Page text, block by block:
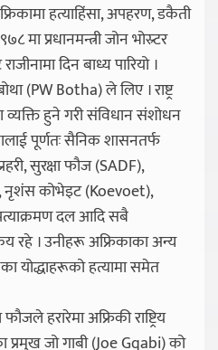
हत्याहिंसा, अपहरण, डकैती
प्रधानमन्त्री जोन भोस्र्टर
दिन बाध्य पारियो ।
(PW Botha) ले लिए । राष्ट्र
हुने गरी संविधान संशोधन
पूर्णतः सैनिक शासनतर्फ
सुरक्षा फौज (SADF),
नृशंस कोभेइट (Koevoet),
दल आदि सबै
रहे । उनीहरू अफ्रिकाका अन्य
योद्धाहरूको हत्यामा समेत
हरारेमा अफ्रिकी राष्ट्रिय
प्रमुख जो गाबी (Joe Gqabi) को